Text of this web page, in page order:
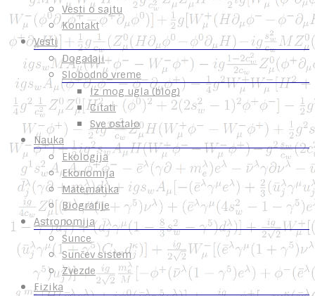
Vesti o sajtu
Kontakt
Vesti
Događaji
Slobodno vreme
Iz mog ugla (blog)
Citati
Sve ostalo
Nauka
Ekologija
Ekonomija
Matematika
Biografije
Astronomija
Sunce
Sunčev sistem
Zvezde
Fizika